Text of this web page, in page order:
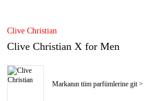
Clive Christian
Clive Christian X for Men
Markanın tüm parfümlerine git >